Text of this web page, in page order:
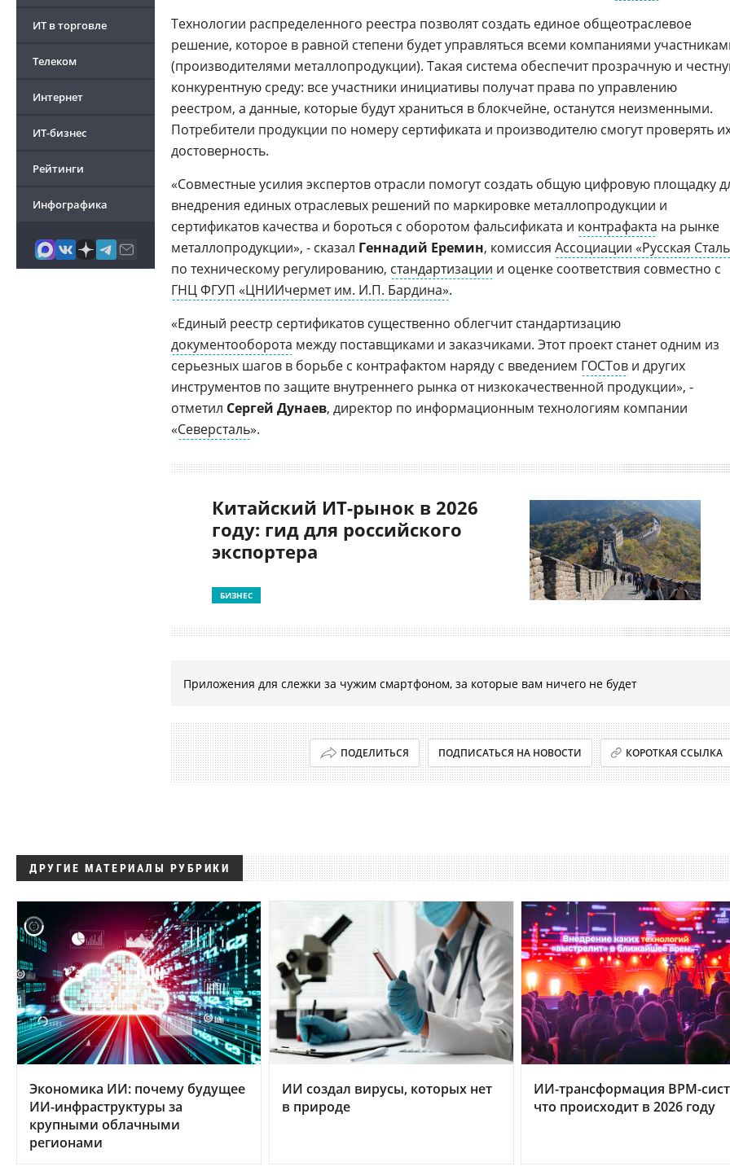
ИТ в торговле
Телеком
Интернет
ИТ-бизнес
Рейтинги
Инфографика
Технологии распределенного реестра позволят создать единое общеотраслевое
решение, которое в равной степени будет управляться всеми компаниями
(производителями металлопродукции). Такая система обеспечит прозрачную и
конкурентную среду: все участники инициативы получат права по управлению
реестром, а данные, которые будут храниться в блокчейне, останутся неизменными.
Потребители продукции по номеру сертификата и производителю смогут проверять
достоверность.
«Совместные усилия экспертов отрасли помогут создать общую цифровую площадку
внедрения единых отраслевых решений по маркировке металлопродукции и
сертификатов качества и бороться с оборотом фальсификата и контрафакта на рынке
металлопродукции», - сказал Геннадий Еремин, комиссия Ассоциации «Русская
по техническому регулированию, стандартизации и оценке соответствия совместно с
ГНЦ ФГУП «ЦНИИчермет им. И.П. Бардина».
«Единый реестр сертификатов существенно облегчит стандартизацию
документооборота между поставщиками и заказчиками. Этот проект станет одним из
серьезных шагов в борьбе с контрафактом наряду с введением ГОСТов и других
инструментов по защите внутреннего рынка от низкокачественной продукции», -
отметил Сергей Дунаев, директор по информационным технологиям компании
«Северсталь».
Китайский ИТ-рынок в 2026
году: гид для российского
экспортера
БИЗНЕС
Приложения для слежки за чужим смартфоном, за которые вам ничего не будет
ПОДЕЛИТЬСЯ ПОДПИСАТЬСЯ НА НОВОСТИ КОРОТКАЯ ССЫЛКА
ДРУГИЕ МАТЕРИАЛЫ РУБРИКИ
Экономика ИИ: почему будущее
ИИ-инфраструктуры за
крупными облачными
регионами
ИИ создал вирусы, которых нет
в природе
ИИ-трансформация BPM-
что происходит в 2026 году